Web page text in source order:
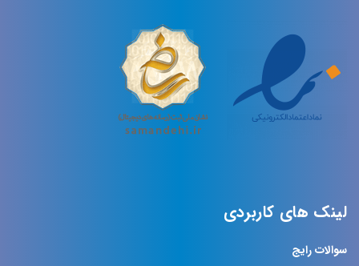
لینک های کاربردی
سوالات رایج